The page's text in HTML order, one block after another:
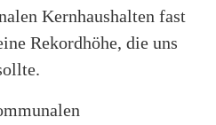
Kernhaushalten fast
Rekordhöhe, die uns